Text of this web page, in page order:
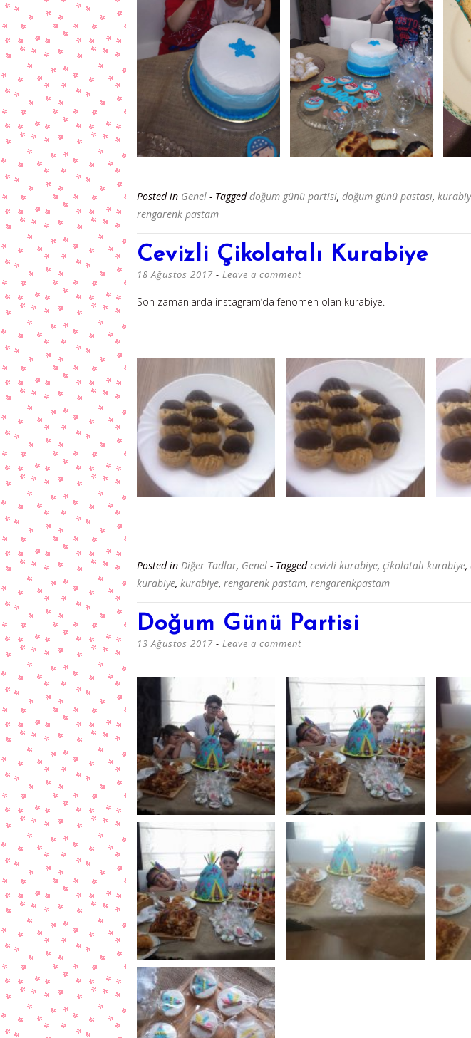
Posted in Genel - Taggeddoğum günü partisi, doğum günü pastası,
rengarenk pastam
Cevizli Çikolatalı Kurabiye
18 Ağustos 2017 Leave a comment
Son zamanlarda instagram’da fenomen olan kurabiye.
Posted in Diğer Tadlar, Genel - Taggedcevizli kurabiye, çikolatalı kurabiye,
kurabiye, kurabiye, rengarenk pastam, rengarenkpastam
Doğum Günü Partisi
13 Ağustos 2017 Leave a comment